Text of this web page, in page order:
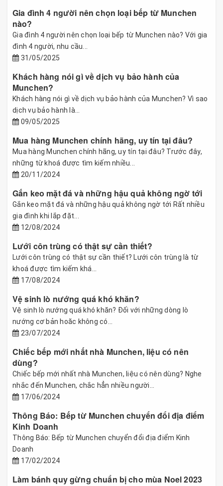
Gia đình 4 người nên chọn loại bếp từ Munchen
nào?
Gia đình 4 người nên chọn loại bếp từ Munchen nào? Với gia
đình 4 người, nhu cầu...
31/05/2025
Khách hàng nói gì về dịch vụ bảo hành của
Munchen?
Khách hàng nói gì về dịch vụ bảo hành của Munchen? Vì sao
dịch vụ bảo hành là...
09/05/2025
Mua hàng Munchen chính hãng, uy tín tại đâu?
Mua hàng Munchen chính hãng, uy tín tại đâu? Trước đây,
những từ khoá được tìm kiếm nhiều...
20/11/2024
Gắn keo mặt đá và những hậu quả không ngờ tới
Gắn keo mặt đá và những hậu quả không ngờ tới Rất nhiều
gia đình khi lắp đặt...
12/08/2024
Lưới côn trùng có thật sự cần thiết?
Lưới côn trùng có thật sự cần thiết? Lưới côn trùng là từ
khoá được tìm kiếm khá...
17/08/2024
Vệ sinh lò nướng quá khó khăn?
Vệ sinh lò nướng quá khó khăn? Đối với những dòng lò
nướng cơ bản hoăc không có...
23/07/2024
Chiếc bếp mới nhất nhà Munchen, liệu có nên
dùng?
Chiếc bếp mới nhất nhà Munchen, liệu có nên dùng? Nghe
nhắc đến Munchen, chắc hẳn nhiều người...
17/06/2024
Thông Báo: Bếp từ Munchen chuyển đổi địa điểm
Kinh Doanh
Thông Báo: Bếp từ Munchen chuyển đổi địa điểm Kinh
Doanh
17/02/2024
Làm bánh quy gừng chuẩn bị cho mùa Noel 2023